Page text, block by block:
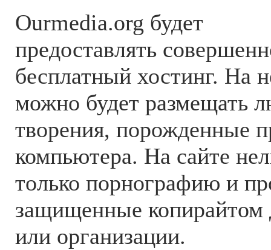
Ourmedia.org будет
предоставлять
бесплатный хостинг. На
можно будет размещать
творения, порожденные
компьютера. На сайте
только порнографию и
защищенные копирайтом
или организации.